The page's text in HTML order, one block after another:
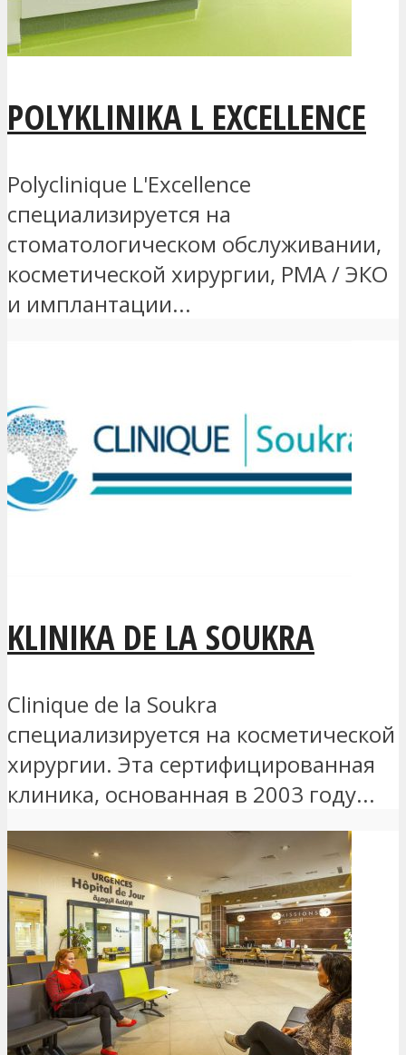
POLYKLINIKA L EXCELLENCE
Polyclinique L'Excellence
специализируется на
стоматологическом обслуживании,
косметической хирургии, РМА / ЭКО
и имплантации...
KLINIKA DE LA SOUKRA
Clinique de la Soukra
специализируется на косметической
хирургии. Эта сертифицированная
клиника, основанная в 2003 году...